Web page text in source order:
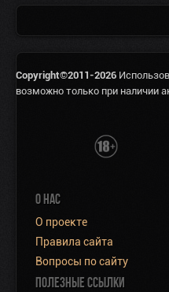
Copyright©2011-2026
возможно только при наличии
О НАС
О проекте
Правила сайта
Вопросы по сайту
ПОЛЕЗНЫЕ ССЫЛКИ